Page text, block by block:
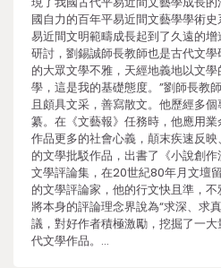
國自力的百年平易近間文藝學學術
易近間文明範疇成長起到了久遠的
研討，劉錫誠師長教師也是古代文
的大眾文學不雅，天經地義地以文
學，這是我的基礎態度。”劉師長教
且頗具文采，善寫散文。他歷經多
纂。在《文藝報》任務時，他應用
作品更多的社會心義，顛末疾速反
的文學批駁作品，出書了《小說創
文學評論集，在20世紀80年月文壇
的文學評論家，他的行文快且準，
將本身的評論理念界說為“求深、求
議，對好作者積極激勵，挖掘了一
代文學作品。…